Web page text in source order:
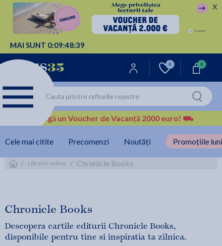
MAI SUNT 0:09:48:38
X
0 0
Câștigă un Voucher de Vacanță 2000 euro! ⛟
Cele mai citite Precomenzi Noutăți Promoțiile
/ Librarie online / Chronicle Books
Chronicle Books
Descopera cartile editurii Chronicle Books,
disponibile pentru tine si inspiratia ta zilnica.